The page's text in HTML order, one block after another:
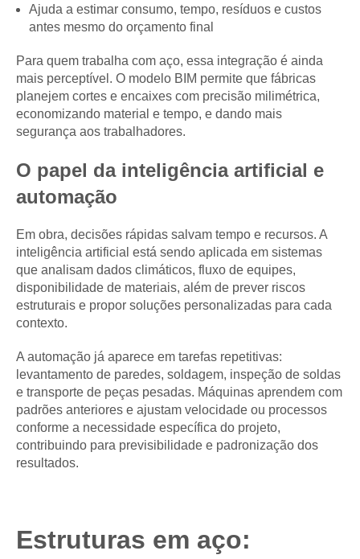
Ajuda a estimar consumo, tempo, resíduos e custos
antes mesmo do orçamento final
Para quem trabalha com aço, essa integração é ainda
mais perceptível. O modelo BIM permite que fábricas
planejem cortes e encaixes com precisão milimétrica,
economizando material e tempo, e dando mais
segurança aos trabalhadores.
O papel da inteligência artificial e
automação
Em obra, decisões rápidas salvam tempo e recursos. A
inteligência artificial está sendo aplicada em sistemas
que analisam dados climáticos, fluxo de equipes,
disponibilidade de materiais, além de prever riscos
estruturais e propor soluções personalizadas para cada
contexto.
A automação já aparece em tarefas repetitivas:
levantamento de paredes, soldagem, inspeção de soldas
e transporte de peças pesadas. Máquinas aprendem com
padrões anteriores e ajustam velocidade ou processos
conforme a necessidade específica do projeto,
contribuindo para previsibilidade e padronização dos
resultados.
Estruturas em aço: